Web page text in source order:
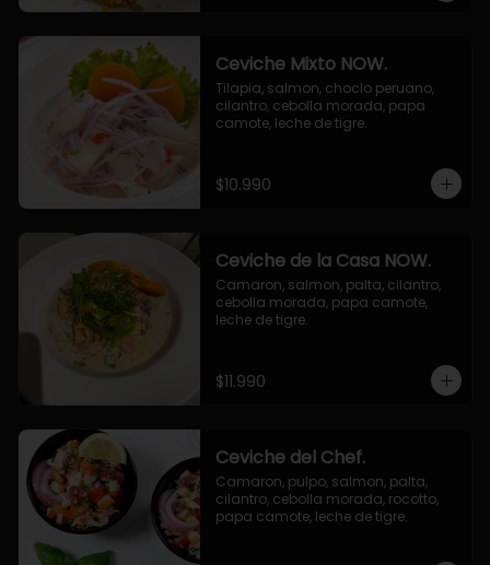
Ceviche Mixto NOW.
Tilapia, salmon, choclo peruano,
cilantro, cebolla morada, papa
camote, leche de tigre.
$10.990
Ceviche de la Casa NOW.
Camaron, salmon, palta, cilantro,
cebolla morada, papa camote,
leche de tigre.
$11.990
Ceviche del Chef.
Camaron, pulpo, salmon, palta,
cilantro, cebolla morada, rocotto,
papa camote, leche de tigre.